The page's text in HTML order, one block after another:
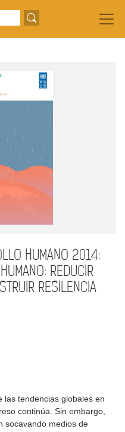
HUMANO 2014:
REDUCIR
RESILENCIA
las tendencias globales en
continúa. Sin embargo,
socavando medios de